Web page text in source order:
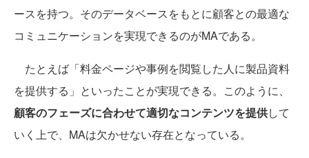
ースを持つ。そのデータベースをもとに顧客との最適な
コミュニケーションを実現できるのがMAである。
たとえば「料金ページや事例を閲覧した人に製品資料
を提供する」といったことが実現できる。このように、
顧客のフェーズに合わせて適切なコンテンツを提供して
いく上で、MAは欠かせない存在となっている。